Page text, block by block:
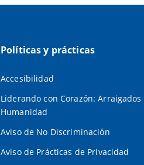
Políticas y prácticas
Accesibilidad
Liderando con Corazón: Arraigados
Humanidad
Aviso de No Discriminación
Aviso de Prácticas de Privacidad